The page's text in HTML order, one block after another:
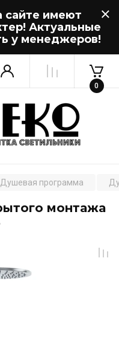
сайте имеют
Актуальные
у менеджеров!
0
Душевая программа
монтажа